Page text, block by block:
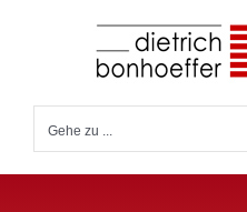
Gehe zu ...